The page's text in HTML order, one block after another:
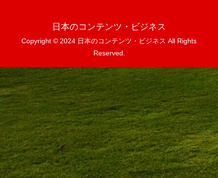
日本のコンテンツ・ビジネス
Copyright © 2024 日本のコンテンツ・ビジネス All Rights
Reserved.